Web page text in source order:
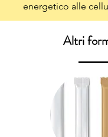
energetico alle
Attivi:
Polifenoli da uva e
Altri